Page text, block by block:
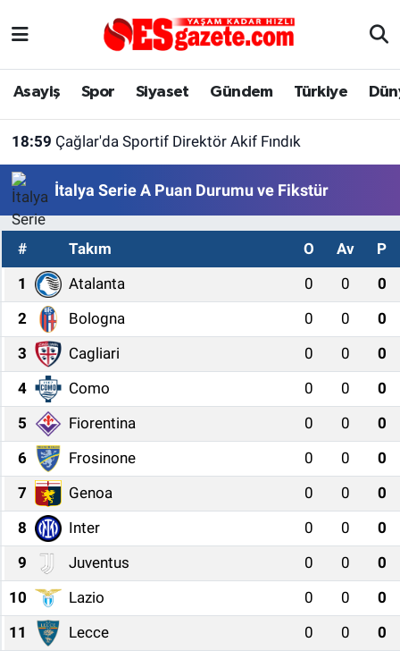
Asayiş Spor Siyaset Gündem Türkiye
18:59 Çağlar'da Sportif Direktör Akif Fındık
İtalya Serie A Puan Durumu ve Fikstür
# Takım O Av
P
1
Atalanta 0 0
0
2
Bologna 0 0
0
3
Cagliari 0 0
0
4
Como 0 0
0
5
Fiorentina 0 0
0
6
Frosinone 0 0
0
7
Genoa 0 0
0
8
Inter 0 0
0
9
Juventus 0 0
0
10
Lazio 0 0
0
11
Lecce 0 0
0
Asayiş
Gündem
Türkiye
Dünya
Sağlık
Alış-Veriş/İş dünyası
Yaşam
Eskişehirspor Arşivi
Eskişehir Arşivi
Röportaj
Ekonomi
Kültür Sanat
Politika
Bilecik
Kütahya
Gezi
Genel
Eskişehir Nöbetçi Eczaneler
Süper Lig Puan Durumu ve Fikstür
Tüm Manşetler
Son Dakika Haberleri
Haber Arşivi